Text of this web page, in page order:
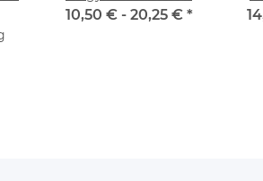
10,50 € - 20,25 € *